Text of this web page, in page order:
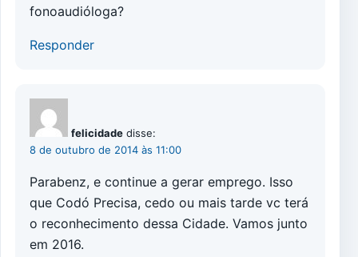
fonoaudióloga?
Responder
felicidade disse:
8 de outubro de 2014 às 11:00
Parabenz, e continue a gerar emprego. Isso
que Codó Precisa, cedo ou mais tarde vc terá
o reconhecimento dessa Cidade. Vamos junto
em 2016.